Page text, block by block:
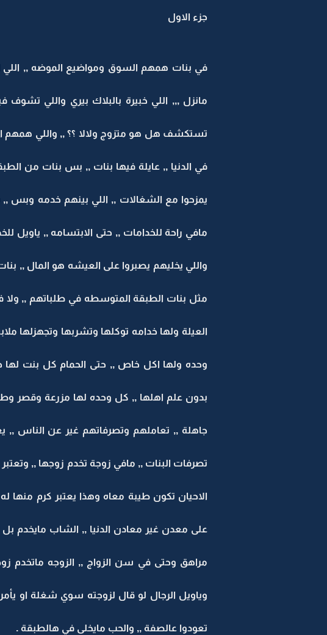
جزء الاول
في بنات همهم السوق ومواضيع الموضه ,, اللي
مانزل ,,, اللي خبيرة بالبلاك بيري واللي تشوف
تستكشف هل هو متزوج ولالا ؟؟ ,, واللي همهم
في الدنيا ,, عايلة فيها بنات ,, بس بنات من
يمزحوا مع الشغالات ,, اللي بينهم خدمه وبس ,,
مافي راحة للخدامات ,, حتى الابتسامه ,,
واللي يخليهم يصبروا على العيشه هو المال ,,
مثل بنات الطبقة المتوسطه في طلباتهم ,,
العيلة ولها خدامه توكلها وتشربها
وحده ولها اكل خاص ,, حتى الحمام كل بنت لها
بدون علم اهلها ,, كل وحده لها مزرعة وقصر
جاهلة ,, تعاملهم وتصرفاتهم غير عن الناس ,,
تصرفات البنات ,, مافي زوجة تخدم زوجها ,,
الاحيان تكون طيبة معاه وهذا يعتبر كرم منها
على معدن غير معادن الدنيا ,, الشاب مايخدم
مراهق وحتى في سن الزواج ,, الزوجه ماتخدم
وياويل الرجال لو قال لزوجته سوي شغلة او
تعودوا عالصفة ,, والحب مايخلى في هالطبقة .